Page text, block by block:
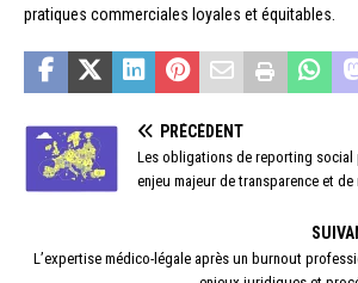
pratiques commerciales loyales et équitables.
PRÉCÉDENT
Les obligations de reporting social
enjeu majeur de transparence et
L’expertise médico-légale après un burnout